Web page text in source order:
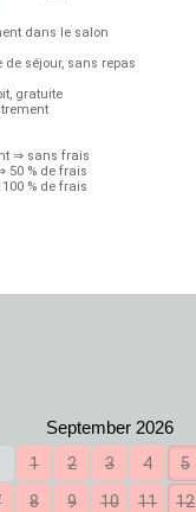
dans le salon
séjour, sans repas
gratuite
⇒ sans frais
50 % de frais
% de frais
1 2 3 4
5
8 9 10 11
12